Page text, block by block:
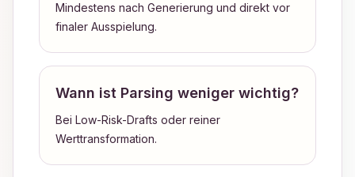
Mindestens nach Generierung und direkt vor
finaler Ausspielung.
Wann ist Parsing weniger wichtig?
Bei Low-Risk-Drafts oder reiner
Werttransformation.